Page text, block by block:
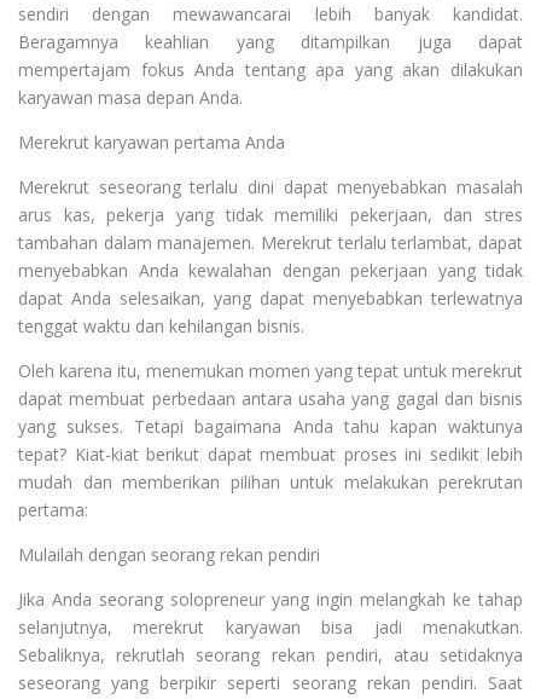
sendiri dengan mewawancarai lebih banyak kandidat.
Beragamnya keahlian yang ditampilkan juga dapat
mempertajam fokus Anda tentang apa yang akan dilakukan
karyawan masa depan Anda.
Merekrut karyawan pertama Anda
Merekrut seseorang terlalu dini dapat menyebabkan masalah
arus kas, pekerja yang tidak memiliki pekerjaan, dan stres
tambahan dalam manajemen. Merekrut terlalu terlambat, dapat
menyebabkan Anda kewalahan dengan pekerjaan yang tidak
dapat Anda selesaikan, yang dapat menyebabkan terlewatnya
tenggat waktu dan kehilangan bisnis.
Oleh karena itu, menemukan momen yang tepat untuk merekrut
dapat membuat perbedaan antara usaha yang gagal dan bisnis
yang sukses. Tetapi bagaimana Anda tahu kapan waktunya
tepat? Kiat-kiat berikut dapat membuat proses ini sedikit lebih
mudah dan memberikan pilihan untuk melakukan perekrutan
pertama:
Mulailah dengan seorang rekan pendiri
Jika Anda seorang solopreneur yang ingin melangkah ke tahap
selanjutnya, merekrut karyawan bisa jadi menakutkan.
Sebaliknya, rekrutlah seorang rekan pendiri, atau setidaknya
seseorang yang berpikir seperti seorang rekan pendiri. Saat